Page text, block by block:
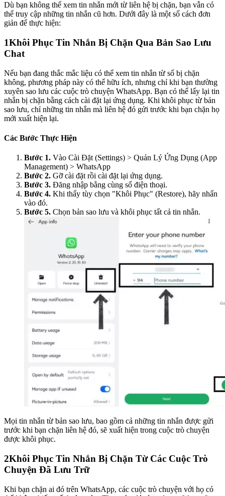
Dù bạn không thể xem tin nhắn mới từ liên hệ bị chặn, bạn vẫn có
thể truy cập những tin nhắn cũ hơn. Dưới đây là một số cách đơn
giản để thực hiện:
1Khôi Phục Tin Nhắn Bị Chặn Qua Bản Sao Lưu
Chat
Nếu bạn đang thắc mắc liệu có thể xem tin nhắn từ số bị chặn
không, phương pháp này có thể hữu ích, nhưng chỉ khi bạn thường
xuyên sao lưu các cuộc trò chuyện WhatsApp. Bạn có thể lấy lại tin
nhắn bị chặn bằng cách cài đặt lại ứng dụng. Khi khôi phục từ bản
sao lưu, chỉ những tin nhắn mà liên hệ đó gửi trước khi bạn chặn họ
mới xuất hiện lại.
Các Bước Thực Hiện
Bước 1. Vào Cài Đặt (Settings) > Quản Lý Ứng Dụng (App
Management) > WhatsApp
Bước 2. Gỡ cài đặt rồi cài đặt lại ứng dụng.
Bước 3. Đăng nhập bằng cùng số điện thoại.
Bước 4. Khi thấy tùy chọn "Khôi Phục" (Restore), hãy nhấn
vào đó.
Bước 5. Chọn bản sao lưu và khôi phục tất cả tin nhắn.
Mọi tin nhắn từ bản sao lưu, bao gồm cả những tin nhắn được gửi
trước khi bạn chặn liên hệ đó, sẽ xuất hiện trong cuộc trò chuyện
được khôi phục.
2Khôi Phục Tin Nhắn Bị Chặn Từ Các Cuộc Trò
Chuyện Đã Lưu Trữ
Khi bạn chặn ai đó trên WhatsApp, các cuộc trò chuyện với họ có